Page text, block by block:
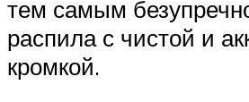
тем самым
распила с чистой и
кромкой.